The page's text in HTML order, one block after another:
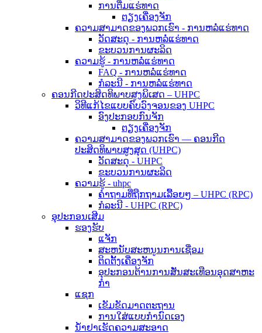
ການຕື່ມແຮ່ທາດ
ຕຽງເຄື່ອງຈັກ
ຄວາມສາມາດຂອງພວກເຮົາ - ການຫລໍ່ແຮ່ທາດ
ວັດສະດຸ - ການຫລໍ່ແຮ່ທາດ
ຂະບວນການຜະລິດ
ຄວາມຮູ້ - ການຫລໍ່ແຮ່ທາດ
FAQ - ການຫລໍ່ແຮ່ທາດ
ກໍລະນີ - ການຫລໍ່ແຮ່ທາດ
ຄອນກີດປະສິດທິພາບສູງພິເສດ – UHPC
ວິທີແກ້ໄຂແບບຄົບວົງຈອນຂອງ UHPC
ອົງປະກອບກົນຈັກ
ຕຽງເຄື່ອງຈັກ
ຄວາມສາມາດຂອງພວກເຮົາ — ຄອນກີດ
ປະສິດທິພາບສູງສຸດ (UHPC)
ວັດສະດຸ - UHPC
ຂະບວນການຜະລິດ
ຄວາມຮູ້ - uhpc
ຄຳຖາມທີ່ຖືກຖາມເລື້ອຍໆ – UHPC (RPC)
ກໍລະນີ - UHPC (RPC)
ອຸປະກອນເສີມ
ຮອງຮັບ
ແຈັກ
ສະຫນັບສະຫນູນການເຊື່ອມ
ຕິດຕັ້ງເຄື່ອງຈັກ
ອຸປະກອນຕ້ານການສັ່ນສະເທືອນອຸດສາຫະ
ກໍາ
ແຊກ
ເຂັມຂັດມາດຕະຖານ
ການໃສ່ແບບກຳນົດເອງ
ນ້ຳຢາເຮັດຄວາມສະອາດ